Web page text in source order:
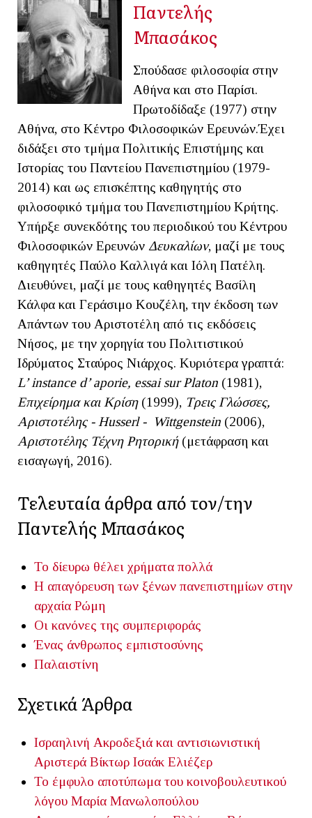
Παντελής
Μπασάκος
Σπούδασε φιλοσοφία στην
Αθήνα και στο Παρίσι.
Πρωτοδίδαξε (1977) στην
Αθήνα, στο Κέντρο Φιλοσοφικών Ερευνών.Έχει
διδάξει στο τμήμα Πολιτικής Επιστήμης και
Ιστορίας του Παντείου Πανεπιστημίου (1979-
2014) και ως επισκέπτης καθηγητής στο
φιλοσοφικό τμήμα του Πανεπιστημίου Κρήτης.
Υπήρξε συνεκδότης του περιοδικού του Κέντρου
Φιλοσοφικών Ερευνών Δευκαλίων, μαζί με τους
καθηγητές Παύλο Καλλιγά και Ιόλη Πατέλη.
Διευθύνει, μαζί με τους καθηγητές Βασίλη
Κάλφα και Γεράσιμο Κουζέλη, την έκδοση των
Απάντων του Αριστοτέλη από τις εκδόσεις
Νήσος, με την χορηγία του Πολιτιστικού
Ιδρύματος Σταύρος Νιάρχος. Κυριότερα γραπτά:
L’ instance d’ aporie, essai sur Platon (1981),
Επιχείρημα και Κρίση(1999), Τρεις Γλώσσες,
Αριστοτέλης - Husserl - Wittgenstein (2006),
Αριστοτέλης Τέχνη Ρητορική(μετάφραση και
εισαγωγή, 2016).
Τελευταία άρθρα από τον/την
Παντελής Μπασάκος
Το δίευρω θέλει χρήματα πολλά
Η απαγόρευση των ξένων πανεπιστημίων στην
αρχαία Ρώμη
Οι κανόνες της συμπεριφοράς
Ένας άνθρωπος εμπιστοσύνης
Παλαιστίνη
Σχετικά Άρθρα
Ισραηλινή Ακροδεξιά και αντισιωνιστική
Αριστερά Βίκτωρ Ισαάκ Ελιέζερ
Το έμφυλο αποτύπωμα του κοινοβουλευτικού
λόγου Μαρία Μανωλοπούλου